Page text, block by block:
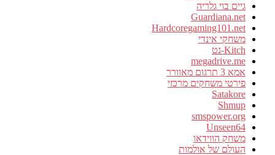
גיים בוי גלריה
Guardiana.net
Hardcoregaming101.net
משחקי אינדי
Kitch-נט
megadrive.me
אמא 3 תרגום מאוורר
פירטי משחקים מרכזי
Satakore
Shmup
smspower.org
Unseen64
משחק הווידאו
העולם של אולמות